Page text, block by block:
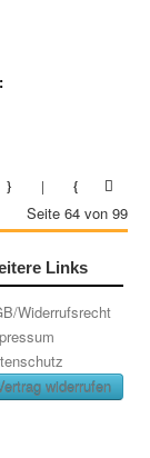
Seite 64 von 99
Links
Widerrufsrecht
widerrufen